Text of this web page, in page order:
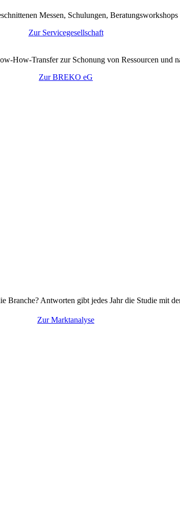
Messen, Schulungen,
Zur Servicegesellschaft
Transfer zur Schonung von Ressourcen und
Zur BREKO eG
Branche? Antworten gibt jedes Jahr die Studie mit
Zur Marktanalyse